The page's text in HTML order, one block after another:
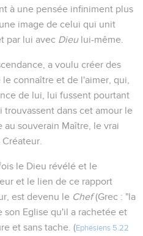
à une pensée infiniment plus
image de celui qui unit
par lui avec Dieului-même.
a voulu créer des
connaître et de l'aimer, qui,
de lui, lui fussent pourtant
trouvassent dans cet amour le
souverain Maître, le vrai
le Dieu révélé et le
et le lien de ce rapport
est devenu le Chef(Grec : "la
son Eglise qu'il a rachetée et
et sans tache. (Ephésiens 5.22